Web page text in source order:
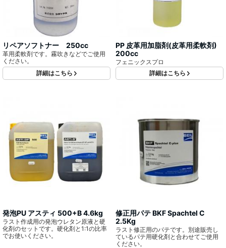
リペアソフトナー 250cc
革用柔軟剤です。霧吹きなどでご使用
ください。
詳細はこちら
PP 皮革用加脂剤(皮革用柔軟剤)
200cc
フェニックスプロ
詳細はこちら
発泡PU アスティ 500+B 4.6kg
ラスト作成用の発泡ウレタン原液と硬
化剤のセットです。硬化剤と1:1の比率
でお使いください。
修正用パテ BKF Spachtel C
2.5Kg
ラスト修正用のパテです。別途販売し
ているパテ用硬化剤と合わせてご使用
ください。